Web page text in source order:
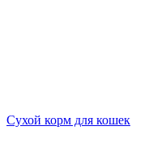
Сухой корм для кошек